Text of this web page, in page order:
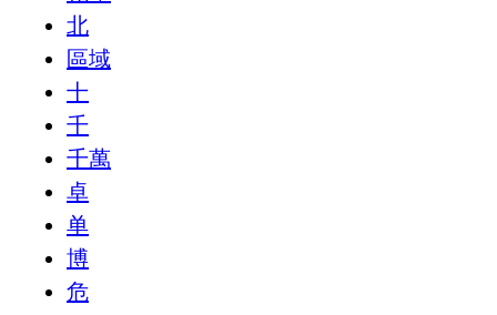
北
區域
十
千
千萬
卓
单
博
危